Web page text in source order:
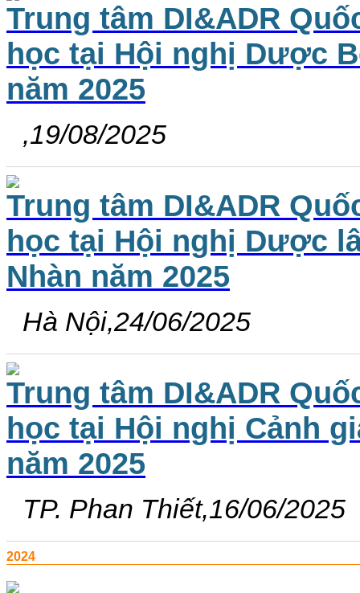
Trung tâm DI&ADR
học tại Hội nghị Dược
năm 2025
,19/08/2025
Trung tâm DI&ADR
học tại Hội nghị Dược
Nhàn năm 2025
Hà Nội,24/06/2025
Trung tâm DI&ADR
học tại Hội nghị Cảnh
năm 2025
TP. Phan Thiết,16/06/2025
2024